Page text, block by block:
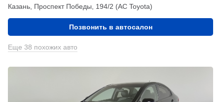
Казань, Проспект Победы, 194/2 (АС Toyota)
Позвонить в автосалон
Еще 38 похожих авто